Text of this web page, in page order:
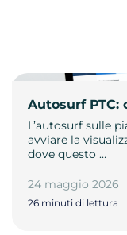
Autosurf PTC:
L’autosurf sulle
avviare la
dove questo …
24 maggio 2026
26 minuti di lettura